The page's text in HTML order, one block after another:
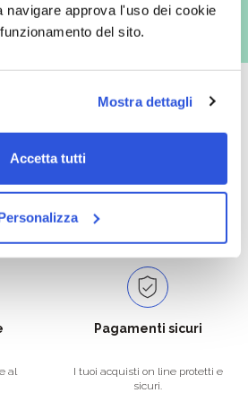
navigare approva l'uso dei cookie
del sito.
Mostra dettagli
Accetta tuttiSpedizione gratuita
Con un acquisto minimo di 29.90 €
Spedizioni in tutta Europa a 20€.
al
Pagamenti sicuri
I tuoi acquisti on line protetti e
sicuri.